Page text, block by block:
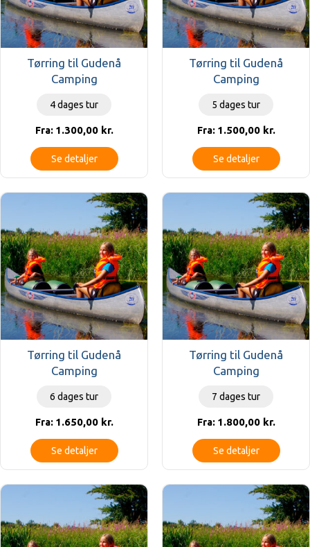
Tørring til Gudenå
Camping
4 dages tur
Fra: 1.300,00 kr.
Se detaljer
Tørring til Gudenå
Camping
5 dages tur
Fra: 1.500,00 kr.
Se detaljer
Tørring til Gudenå
Camping
6 dages tur
Fra: 1.650,00 kr.
Se detaljer
Tørring til Gudenå
Camping
7 dages tur
Fra: 1.800,00 kr.
Se detaljer